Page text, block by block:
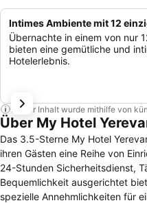
Intimes Ambiente mit 12
Übernachte in einem von nur
bieten eine gemütliche und
Hotelerlebnis.
Dieser Inhalt wurde mithilfe von
Über My Hotel
Das 3.5-Sterne My Hotel
ihren Gästen eine Reihe von
24-Stunden Sicherheitsdienst,
Bequemlichkeit ausgerichtet
spezielle Annehmlichkeiten für